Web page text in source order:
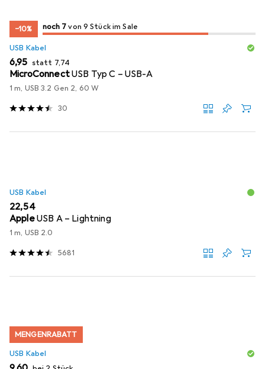
−10% 7/ 9
7/ 9 im Sale
noch 7 von 9 Stück im Sale
USB Kabel
EUR
6,95 statt EUR
7,74
MicroConnectUSB Typ C – USB-A
1 m, USB 3.2 Gen 2, 60 W
30
USB Kabel
EUR
22,54
AppleUSB A – Lightning
1 m, USB 2.0
5681
MENGENRABATT
USB Kabel